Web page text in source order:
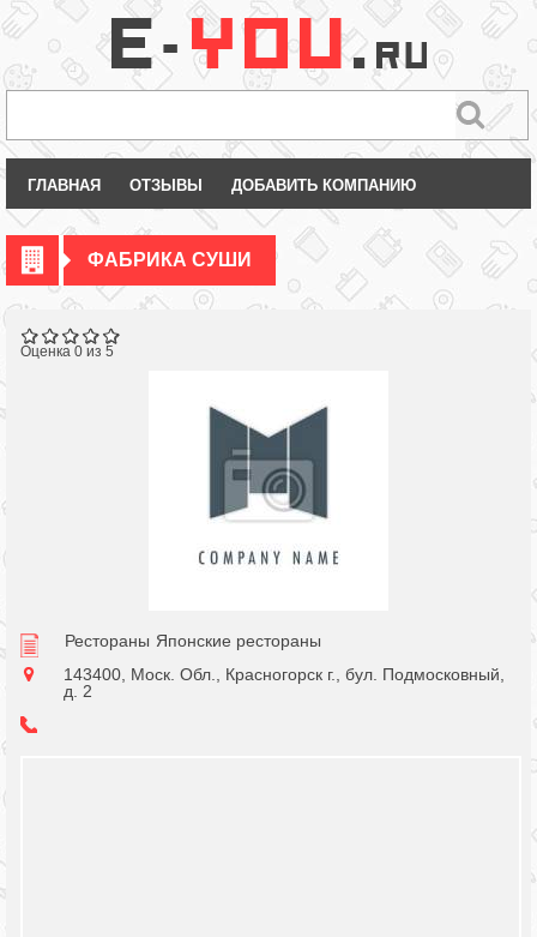
ГЛАВНАЯ ОТЗЫВЫ ДОБАВИТЬ КОМПАНИЮ
ФАБРИКА СУШИ
Оценка 0 из 5
Рестораны Японские рестораны
143400, Моск. Обл., Красногорск г., бул. Подмосковный,
д. 2